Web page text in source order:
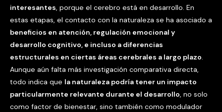
interesantes, porque el cerebro está en desarrollo. En
estas etapas, el contacto con la naturaleza se ha asociado a
beneficios en atención, regulación emocional y
desarrollo cognitivo, e incluso a diferencias
estructurales en ciertas áreas cerebrales a largo plazo.
Aunque aún falta más investigación comparativa directa,
todo indica que la naturaleza podría tener un impacto
particularmente relevante durante el desarrollo, no solo
como factor de bienestar, sino también como modulador